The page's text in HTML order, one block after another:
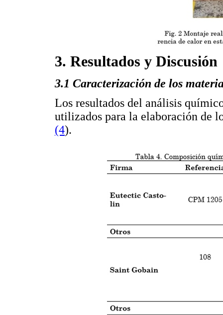
3. Resultados y Discusión
3.1 Caracterización de los
Los resultados del análisis
utilizados para la elaboración de
(4).